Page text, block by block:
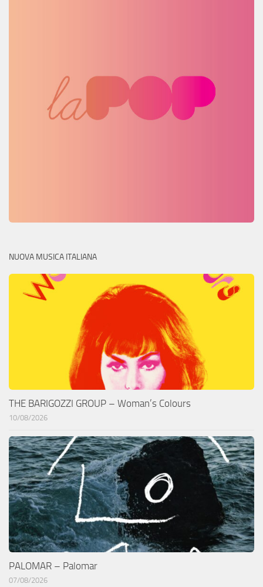
NUOVA MUSICA ITALIANA
THE BARIGOZZI GROUP – Woman’s Colours
10/08/2026
PALOMAR – Palomar
07/08/2026